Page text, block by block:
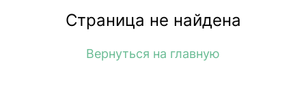
Страница не найдена
Вернуться на главную